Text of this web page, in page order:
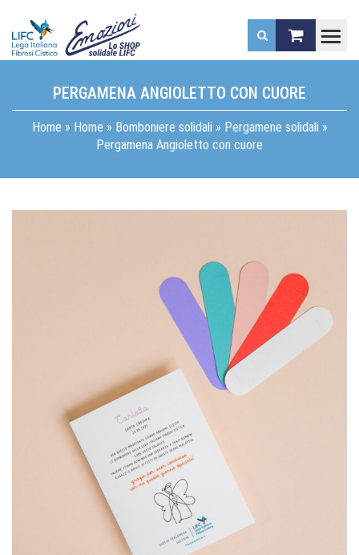
PERGAMENA ANGIOLETTO CON CUORE
Home » Home » Bomboniere solidali » Pergamene solidali »
Pergamena Angioletto con cuore